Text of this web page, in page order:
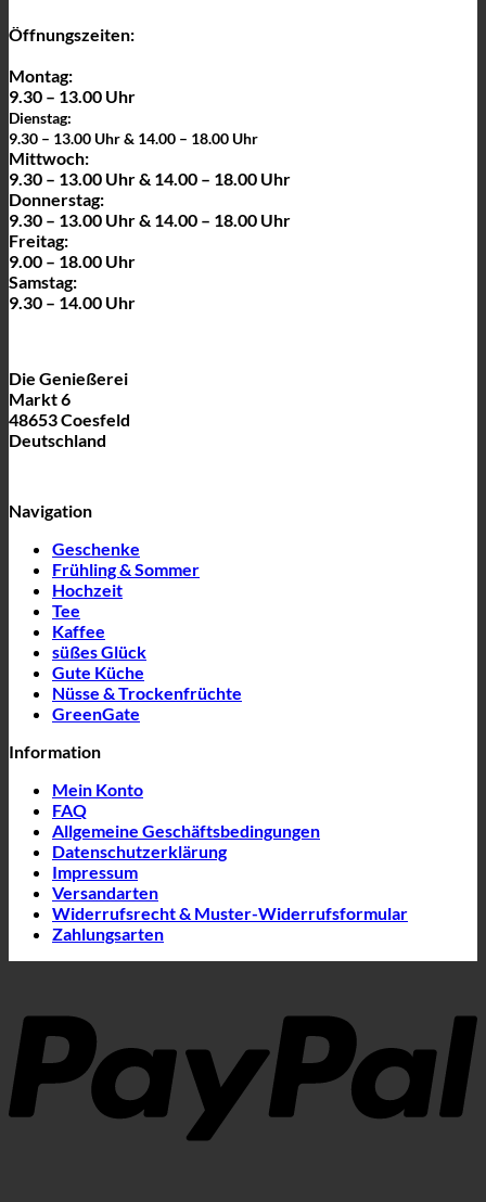
der
gewählt
werden
Öffnungszeiten:
Montag:
9.30 – 13.00 Uhr
Dienstag:
9.30 – 13.00 Uhr & 14.00 – 18.00 Uhr
Mittwoch:
9.30 – 13.00 Uhr & 14.00 – 18.00 Uhr
Donnerstag:
9.30 – 13.00 Uhr & 14.00 – 18.00 Uhr
Freitag:
9.00 – 18.00 Uhr
Samstag:
9.30 – 14.00 Uhr
Die Genießerei
Markt 6
48653 Coesfeld
Deutschland
Navigation
Geschenke
Frühling & Sommer
Hochzeit
Tee
Kaffee
süßes Glück
Gute Küche
Nüsse & Trockenfrüchte
GreenGate
Information
Mein Konto
FAQ
Allgemeine Geschäftsbedingungen
Datenschutzerklärung
Impressum
Versandarten
Widerrufsrecht & Muster-Widerrufsformular
Zahlungsarten